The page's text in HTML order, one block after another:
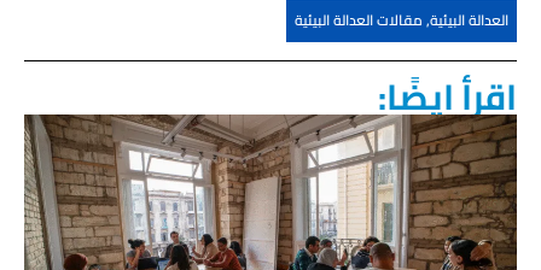
العدالة البيئية,مقالات العدالة البيئية
اقرأ ايضًا: